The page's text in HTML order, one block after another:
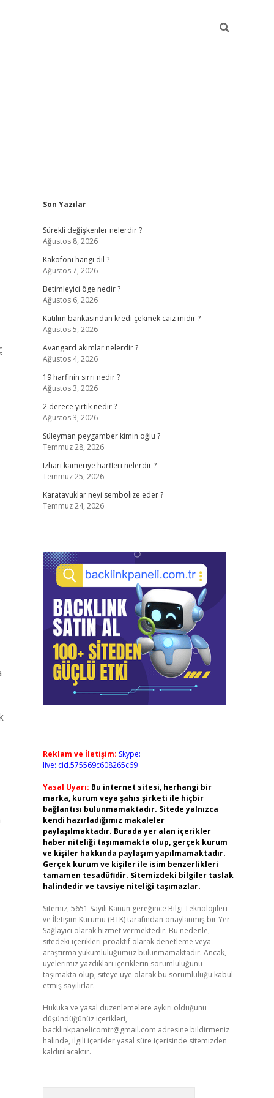
Sidebar
Son Yazılar
Sürekli değişkenler nelerdir ?
Ağustos 8, 2026
Kakofoni hangi dil ?
Ağustos 7, 2026
Betimleyici öge nedir ?
Ağustos 6, 2026
Katılım bankasından kredi çekmek caiz midir ?
Ağustos 5, 2026
Avangard akımlar nelerdir ?
Ağustos 4, 2026
19 harfinin sırrı nedir ?
Ağustos 3, 2026
2 derece yırtık nedir ?
Ağustos 3, 2026
Süleyman peygamber kimin oğlu ?
Temmuz 28, 2026
Izharı kameriye harfleri nelerdir ?
Temmuz 25, 2026
Karatavuklar neyi sembolize eder ?
Temmuz 24, 2026
Reklam ve İletişim: Skype:
live:.cid.575569c608265c69
Yasal Uyarı: Bu internet sitesi, herhangi bir
marka, kurum veya şahıs şirketi ile hiçbir
bağlantısı bulunmamaktadır. Sitede yalnızca
kendi hazırladığımız makaleler
paylaşılmaktadır. Burada yer alan içerikler
haber niteliği taşımamakta olup, gerçek kurum
ve kişiler hakkında paylaşım yapılmamaktadır.
Gerçek kurum ve kişiler ile isim benzerlikleri
tamamen tesadüfidir. Sitemizdeki bilgiler taslak
halindedir ve tavsiye niteliği taşımazlar.
Sitemiz, 5651 Sayılı Kanun gereğince Bilgi Teknolojileri
ve İletişim Kurumu (BTK) tarafından onaylanmış bir Yer
Sağlayıcı olarak hizmet vermektedir. Bu nedenle,
sitedeki içerikleri proaktif olarak denetleme veya
araştırma yükümlülüğümüz bulunmamaktadır. Ancak,
üyelerimiz yazdıkları içeriklerin sorumluluğunu
taşımakta olup, siteye üye olarak bu sorumluluğu kabul
etmiş sayılırlar.
Hukuka ve yasal düzenlemelere aykırı olduğunu
düşündüğünüz içerikleri,
backlinkpanelicomtr@gmail.com adresine bildirmeniz
halinde, ilgili içerikler yasal süre içerisinde sitemizden
kaldırılacaktır.